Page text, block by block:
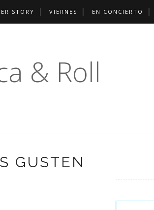
STORY VIERNES EN CONCIERTO
& Roll
GUSTEN